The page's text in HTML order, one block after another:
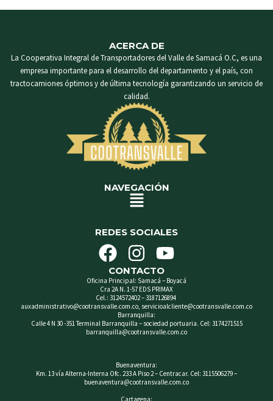
ACERCA DE
La Cooperativa Integral de Transportadores del Valle de Samacá O.C, es una
empresa importante para el desarrollo del departamento y el país, con
tractocamiones óptimos y de última tecnología garantizando un servicio de
calidad.
NAVEGACIÓN
Menú
REDES SOCIALES
F
a
c
e
b
o
o
k
I
n
s
t
a
g
a
m
Y
o
u
t
u
b
CONTACTO
Oficina Principal: Samacá – Boyacá
Cra 2A N. 1-57 EDS PRIMAX
Cel.: 3124572402 – 3187126894
auxadministrativo@cootransvalle.com.co, servicioalcliente@cootransvalle.com.co
Barranquilla:
Calle 4 N 30 -351 Terminal Barranquilla – sociedad portuaria. Cel: 3174271515
barranquilla@cootransvalle.com.co
Buenaventura:
Km. 13 vía Alterna-Interna Ofc. 233 A Piso 2 – Centracar. Cel: 3115506279 –
buenaventura@cootransvalle.com.co
Cartagena: